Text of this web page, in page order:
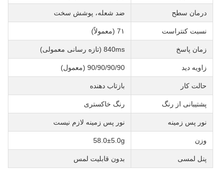
درمان سطح ضد شعله، پوشش سخت
نسبت کنتراست 7١ (معمولاً)
زمان پاسخ 840ms (تازه رسانی معمولی)
زاویه دید 90/90/90/90 (معمول)
حالت کار بازتاب دهنده
پشتیبانی از رنگ رنگ خاکستری
نور پس زمینه نور پس زمینه لازم نیست
وزن 58.0±5.0g
پنل لمسی بدون قابلیت لمس